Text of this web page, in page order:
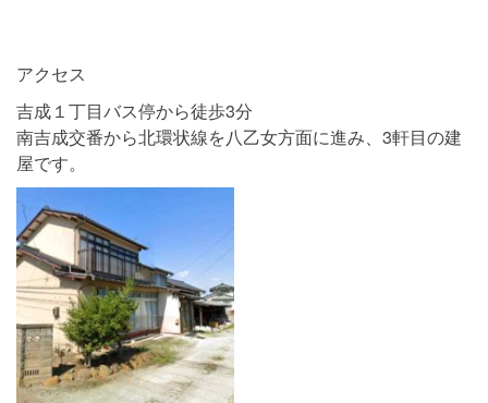
アクセス
吉成１丁目バス停から徒歩3分
南吉成交番から北環状線を八乙女方面に進み、3軒目の建
屋です。